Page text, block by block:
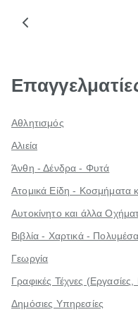
Αθλητισμός
Αλιεία
Άνθη - Δένδρα - Φυτά
Ατομικά Είδη - Κοσμήματα
Αυτοκίνητο και άλλα
Βιβλία - Χαρτικά - Πολυμέσα
Γεωργία
Γραφικές Τέχνες
Δημόσιες Υπηρεσίες